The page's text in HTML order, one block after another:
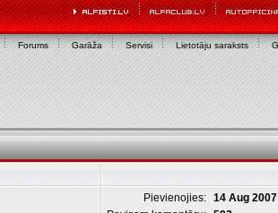
Forums Garāža Servisi Lietotāju saraksts
Pievienojies: 14 Aug 2007